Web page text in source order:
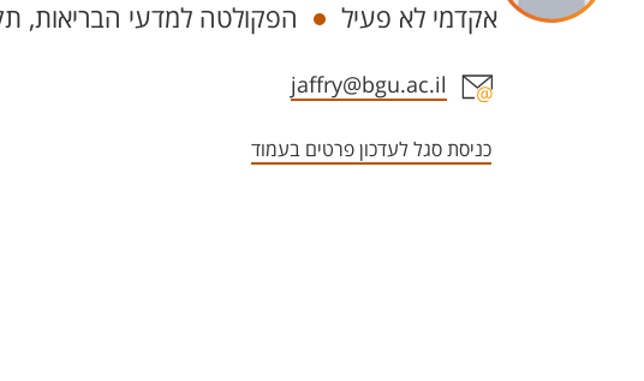
יחידות
אקדמי לא פעיל הפקולטה למדעי הבריאות,
אזור צור קשר עם איש הסגל
jaffry@bgu.ac.il
כניסת סגל לעדכון פרטים בעמוד